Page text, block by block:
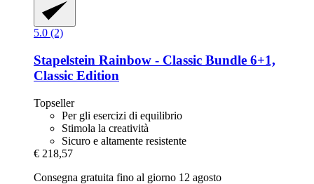
5.0 (2)
Stapelstein Rainbow -​ Classic Bundle 6+1,
Classic Edition
Topseller
Per gli esercizi di equilibrio
Stimola la creatività
Sicuro e altamente resistente
€ 218,57
Consegna gratuita fino al giorno 12 agosto